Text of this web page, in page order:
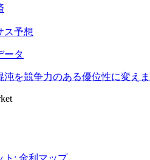
ス予想
ータ
沌を競争力のある優位性に変え
ト: 金利マップ